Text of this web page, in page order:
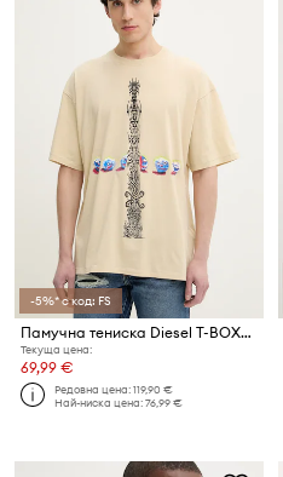
-5%* с код: FS
Памучна тениска Diesel T-BOXT-R4 T-SHIRT
Текуща цена:
69,99 €
Редовна цена:119,90 €
Най-ниска цена:76,99 €